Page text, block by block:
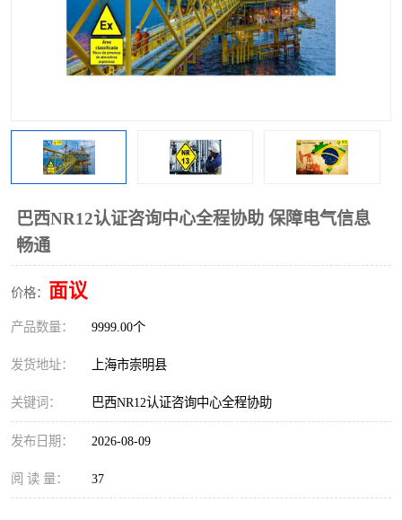
巴西NR12认证咨询中心全程协助 保障电气信息
畅通
价格： 面议
产品数量： 9999.00个
发货地址： 上海市崇明县
关键词： 巴西NR12认证咨询中心全程协助
发布日期： 2026-08-09
阅 读 量： 37